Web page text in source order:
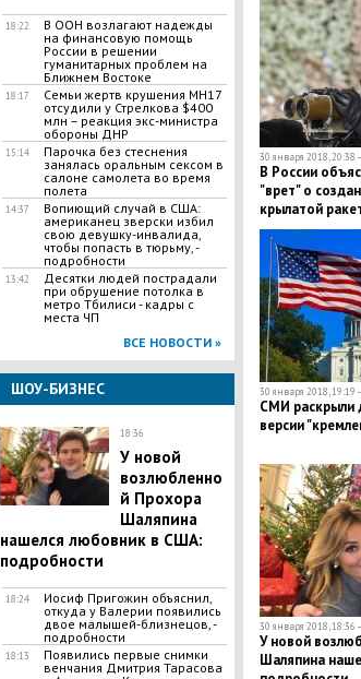
18:22
В ООН возлагают надежды
на финансовую помощь
России в решении
гуманитарных проблем на
Ближнем Востоке
18:17
Семьи жертв крушения МН17
отсудили у Стрелкова $400
млн – реакция экс-министра
обороны ДНР
15:14
Парочка без стеснения
занялась оральным сексом в
салоне самолета во время
полета
14:37
​Вопиющий случай в США:
американец зверски избил
свою девушку-инвалида,
чтобы попасть в тюрьму, -
подробности
13:42
Десятки людей пострадали
при обрушение потолка в
метро Тбилиси - кадры с
места ЧП
ВСЕ НОВОСТИ »
ШОУ-БИЗНЕС
18:36
У новой
возлюбленно
й Прохора
Шаляпина
нашелся любовник в США:
подробности
18:24
Иосиф Пригожин объяснил,
откуда у Валерии появились
двое малышей-близнецов, -
подробности
18:13
Появились первые снимки
венчания Дмитрия Тарасова
30 января 2018, 20:38
В России
"врет" о
крылатой
30 января 2018, 19:19
СМИ раскрыли
версии
30 января 2018, 18:36
У новой
Шаляпина